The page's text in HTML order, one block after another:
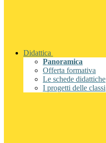
Didattica
Panoramica
Offerta formativa
Le schede didattiche
I progetti delle classi